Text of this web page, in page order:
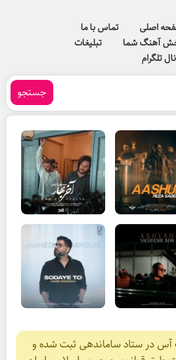
اصلی
تماس با ما
آهنگ شما
تبلیغات
تلگرام
جستجو
آس در ستاد ساماندهی ثبت شده و